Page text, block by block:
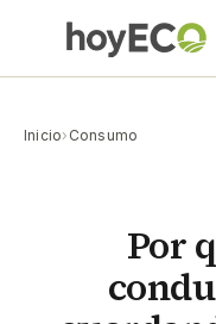
Inicio› Consumo
Por